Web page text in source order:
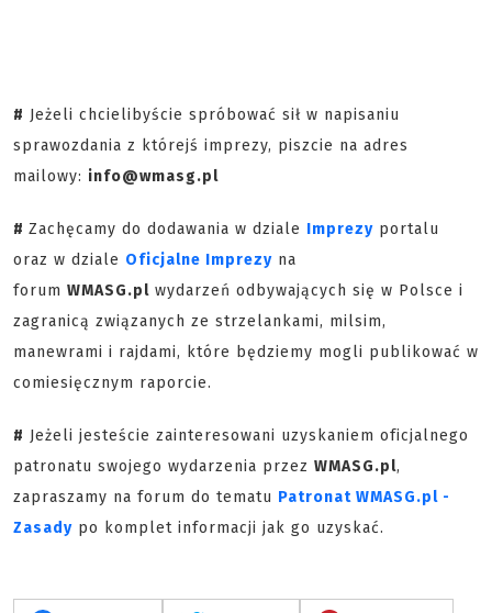
# Jeżeli chcielibyście spróbować sił w napisaniu
sprawozdania z którejś imprezy, piszcie na adres
mailowy: info@wmasg.pl
# Zachęcamy do dodawania w dziale Imprezy portalu
oraz w dziale Oficjalne Imprezy na
forum WMASG.pl wydarzeń odbywających się w Polsce i
zagranicą związanych ze strzelankami, milsim,
manewrami i rajdami, które będziemy mogli publikować w
comiesięcznym raporcie.
# Jeżeli jesteście zainteresowani uzyskaniem oficjalnego
patronatu swojego wydarzenia przez WMASG.pl,
zapraszamy na forum do tematu Patronat WMASG.pl -
Zasady po komplet informacji jak go uzyskać.